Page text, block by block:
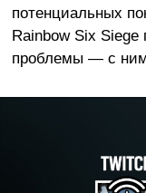
потенциальных
Rainbow Six Siege
проблемы — с